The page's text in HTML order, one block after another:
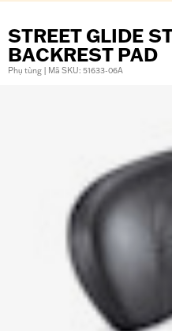
STREET GLIDE
BACKREST PAD
Phụ tùng | Mã SKU: 51633-06A